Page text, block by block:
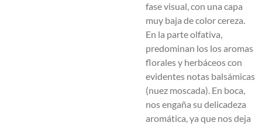
fase visual, con una capa
muy baja de color cereza.
En la parte olfativa,
predominan los los aromas
florales y herbáceos con
evidentes notas balsámicas
(nuez moscada). En boca,
nos engaña su delicadeza
aromática, ya que nos deja